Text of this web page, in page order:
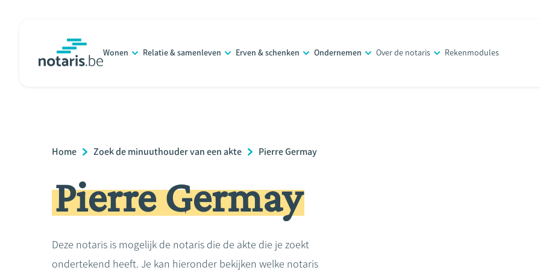
Wonen Relatie & samenleven Erven & schenken Ondernemen Over de notaris Rekenmodules
Breadcrumb
Home Zoek de minuuthouder van een akte Pierre Germay
Pierre Germay
Deze notaris is mogelijk de notaris die de akte die je zoekt
ondertekend heeft. Je kan hieronder bekijken welke notaris